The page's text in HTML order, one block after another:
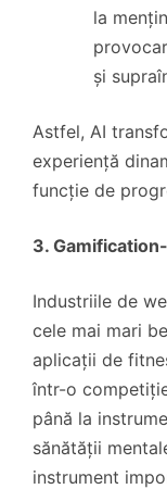
la
și
Astfel, AI
experiență
funcție de
3.
Industriile de
cele mai mari
aplicații de
într-o
până la
sănătății
instrument